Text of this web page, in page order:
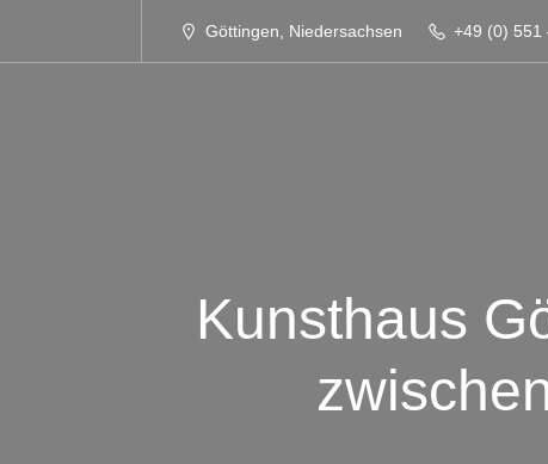
Göttingen, Niedersachsen +49 (0) 551
Kunsthaus